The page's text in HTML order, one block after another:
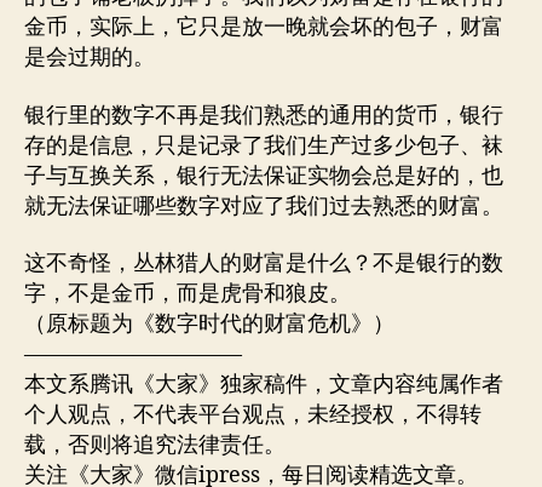
金币，实际上，它只是放一晚就会坏的包子，财富
是会过期的。
银行里的数字不再是我们熟悉的通用的货币，银行
存的是信息，只是记录了我们生产过多少包子、袜
子与互换关系，银行无法保证实物会总是好的，也
就无法保证哪些数字对应了我们过去熟悉的财富。
这不奇怪，丛林猎人的财富是什么？不是银行的数
字，不是金币，而是虎骨和狼皮。
（原标题为《数字时代的财富危机》）
——————————
本文系腾讯《大家》独家稿件，文章内容纯属作者
个人观点，不代表平台观点，未经授权，不得转
载，否则将追究法律责任。
关注《大家》微信ipress，每日阅读精选文章。